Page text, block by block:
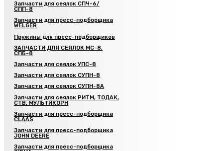
Запчасти для сеялок СПЧ-6/
СПП-8
Запчасти для пресс-подборщика
WELGER
Пружины для пресс-подборщиков
ЗАПЧАСТИ ДЛЯ СЕЯЛОК МС-8,
СПБ-8
Запчасти для сеялок УПС-8
Запчасти для сеялок СУПН-8
Запчасти для сеялок СУПН-8А
Запчасти для сеялок РИТМ, ТОДАК,
СТВ, МУЛЬТИКОРН
Запчасти для пресс-подборщика
CLAAS
Запчасти для пресс-подборщика
JOHN DEERE
Запчасти для пресс-подборщика